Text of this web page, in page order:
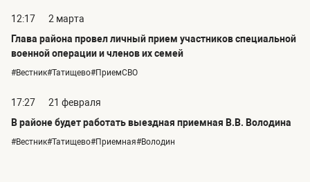
12:17
2 марта
Глава района провел личный прием участников специальной
военной операции и членов их семей
#Вестник#Татищево#ПриемСВО
17:27
21 февраля
В районе будет работать выездная приемная В.В. Володина
#Вестник#Татищево#Приемная#Володин